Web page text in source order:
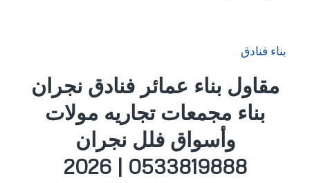
بناء فنادق
مقاول بناء عمائر فنادق نجران
بناء مجمعات تجاريه مولات
وأسواق فلل نجران
0533819888 | 2026